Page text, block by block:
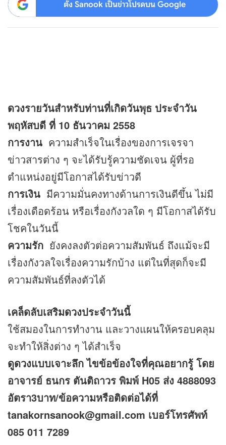
ตั้ง Sanook เป็นข่าวโปรดบน Google
ดวงรายวันสำหรับท่านที่เกิดวันพุธ ประจำวัน
พฤหัสบดี ที่ 10 ธันวาคม 2558
การงาน ความสำเร็จในเรื่องของการเจรจา
ข่าวสารต่าง ๆ จะได้รับรู้ความชัดเจน ผู้ที่รอ
ตำแหน่งอยู่มีโอกาสได้รับข่าวดี
การเงิน มีความมั่นคงทางด้านการเงินดีขึ้น ไม่มี
เรื่องเดือดร้อน หรือเรื่องกังวลใด ๆ มีโอกาสได้รับ
โชคในวันนี้
ความรัก ยังคงลงตัวต่อความสัมพันธ์ ถึงแม้จะมี
เรื่องกังวลใจเรื่องความรักบ้าง แต่ในที่สุดก็จะมี
ความสัมพันธ์ที่ลงตัวได้
เคล็ดลับเสริมดวงประจำวันนี้
ใช้สมองในการทำงาน และวางแผนให้ครอบคลุม
จะทำให้สิ่งต่าง ๆ ได้สำเร็จ
ดูดวงแบบเจาะลึก ไขข้อข้องใจที่คุณอยากรู้ โดย
อาจารย์ ธนกร ตันติถาวร พิมพ์ H05 ส่ง 4888093
อัตรา3บาท/ข้อความหรือติดต่อได้ที่
tanakornsanook@gmail.com เบอร์โทรศัพท์
085 011 7289